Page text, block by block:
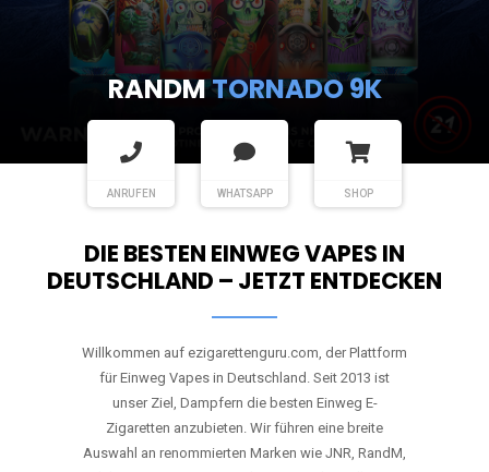
RANDMTORNADO 9K
ANRUFEN WHATSAPP SHOP
DIE BESTEN EINWEG VAPES IN
DEUTSCHLAND – JETZT ENTDECKEN
Willkommen auf ezigarettenguru.com, der Plattform
für Einweg Vapes in Deutschland. Seit 2013 ist
unser Ziel, Dampfern die besten Einweg E-
Zigaretten anzubieten. Wir führen eine breite
Auswahl an renommierten Marken wie JNR, RandM,